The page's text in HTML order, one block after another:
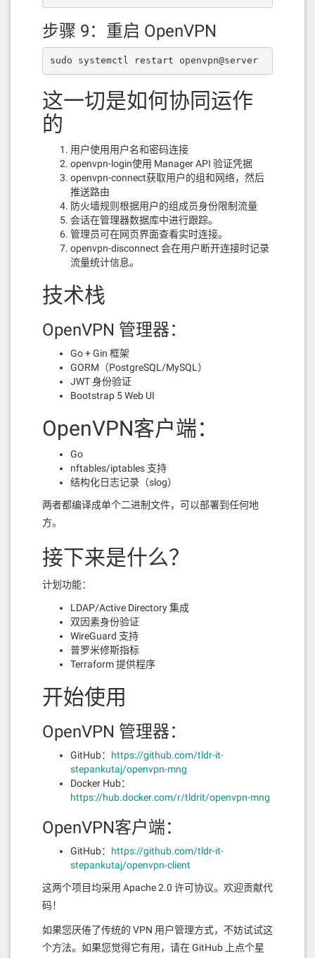
步骤 9：重启 OpenVPN
sudo systemctl restart openvpn@server
这一切是如何协同运作
的
用户使用用户名和密码连接
openvpn-login使用 Manager API 验证凭据
openvpn-connect获取用户的组和网络，然后
推送路由
防火墙规则根据用户的组成员身份限制流量
会话在管理器数据库中进行跟踪。
管理员可在网页界面查看实时连接。
openvpn-disconnect 会在用户断开连接时记录
流量统计信息。
技术栈
OpenVPN 管理器：
Go + Gin 框架
GORM（PostgreSQL/MySQL）
JWT 身份验证
Bootstrap 5 Web UI
OpenVPN客户端：
Go
nftables/iptables 支持
结构化日志记录（slog）
两者都编译成单个二进制文件，可以部署到任何地
方。
接下来是什么？
计划功能：
LDAP/Active Directory 集成
双因素身份验证
WireGuard 支持
普罗米修斯指标
Terraform 提供程序
开始使用
OpenVPN 管理器：
GitHub： https://github.com/tldr-it-
stepankutaj/openvpn-mng
Docker Hub：
https://hub.docker.com/r/tldrit/openvpn-mng
OpenVPN客户端：
GitHub： https://github.com/tldr-it-
stepankutaj/openvpn-client
这两个项目均采用 Apache 2.0 许可协议。欢迎贡献代
码！
如果您厌倦了传统的 VPN 用户管理方式，不妨试试这
个方法。如果您觉得它有用，请在 GitHub 上点个星